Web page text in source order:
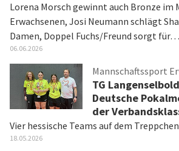
Lorena Morsch gewinnt auch Bronze im
Erwachsenen, Josi Neumann schlägt
Damen, Doppel Fuchs/Freund sorgt für…
06.06.2026
Mannschaftssport
TG
Deutsche
der
Vier hessische Teams auf dem Treppchen
18.05.2026